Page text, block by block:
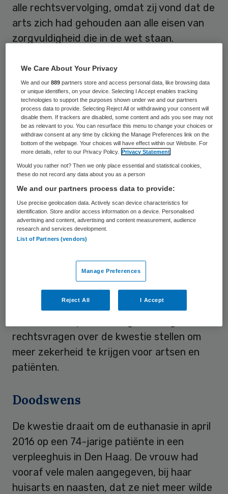
alle rechtsvervolging, omdat zij vond dat de
arts zich had gehouden aan alle eisen van
zorgvuldigheid die in de wet staan.
Het OM is het niet eens met dit vonnis,
maar ziet af van een hoger beroep bij het
gerechtshof. Voor de rechtbank eiste het
OM een schuldigverklaring zonder
strafoplegging. Het OM ziet dat de
rechtszaak heel belastend is voor de 68-
jarige inmiddels gepensioneerde arts. Door
deze stap is de zaak voor haar definitief tot
een einde gekomen.
Duidelijkheid
Omdat de aanklager toch meer duidelijkheid
wil over de euthanasiewetgeving en de
medische praktijk, is voor deze directe gang
naar de hoogste rechter gekozen. Zo’n
cassatie ‘in het belang der wet’ komt niet
rechtsvragen over de kwestie stellen om
meer zekerheid te krijgen voor artsen en
patiënten.
Doodswens
De kwestie draait om de euthanasie in april
2016 op een 74-jarige patiënte in een
verpleeghuis in Den Haag. De vrouw had
vooraf vele malen aangegeven, bij haar
huisarts en naasten, dat ze niet meer wilde
We Care About Your Privacy
We and our889 partners store and access personal data, like browsing data
or unique identifiers, on your device. Selecting I Accept enables tracking
technologies to support the purposes shown under we and our partners
process data to provide. Selecting Reject All or withdrawing your consent will
disable them. If trackers are disabled, some content and ads you see may not
be as relevant to you. You can resurface this menu to change your choices or
withdraw consent at any time by clicking the Manage Preferences link on the
bottom of the webpage. Your choices will have effect within our Website. For
more details, refer to our Privacy Policy.
Privacy Statement
Would you rather not? Then we only place essential and statistical cookies,
these do not record any data about you as a person
We and our partners process data to provide:
Use precise geolocation data. Actively scan device characteristics for
identification. Store and/or access information on a device. Personalised
advertising and content, advertising and content measurement, audience
research and services development.
List of Partners (vendors)
Manage Preferences
Reject All I Accept